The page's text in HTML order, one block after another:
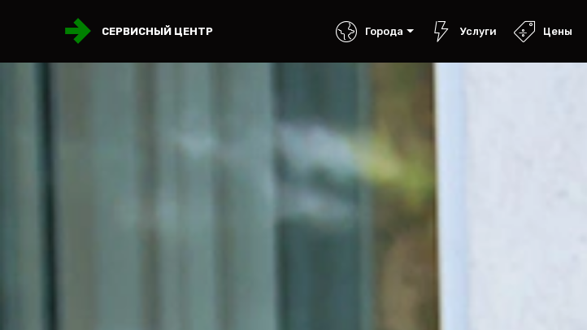
СЕРВИСНЫЙ ЦЕНТР Города Услуги Цены